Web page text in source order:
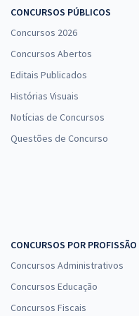
CONCURSOS PÚBLICOS
Concursos 2026
Concursos Abertos
Editais Publicados
Histórias Visuais
Notícias de Concursos
Questões de Concurso
CONCURSOS POR PROFISSÃO
Concursos Administrativos
Concursos Educação
Concursos Fiscais